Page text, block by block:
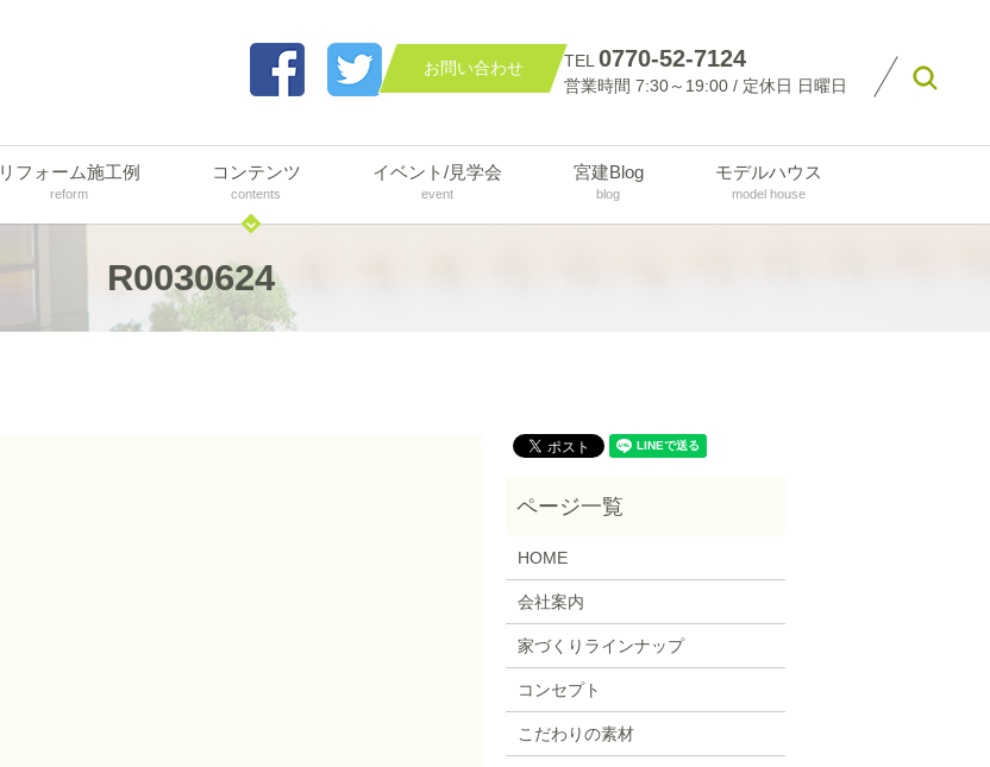
お問い合わせ TEL 0770-52-7124
営業時間 7:30～19:00 / 定休日 日曜日
リフォーム施工例
reform
コンテンツ
contents
イベント/見学会
event
宮建Blog
blog
モデルハウス
model house
R0030624
HOME
会社案内
家づくりラインナップ
コンセプト
こだわりの素材